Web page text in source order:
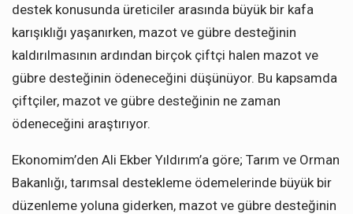
destek konusunda üreticiler arasında büyük bir kafa
karışıklığı yaşanırken, mazot ve gübre desteğinin
kaldırılmasının ardından birçok çiftçi halen mazot ve
gübre desteğinin ödeneceğini düşünüyor. Bu kapsamda
çiftçiler, mazot ve gübre desteğinin ne zaman
ödeneceğini araştırıyor.
Ekonomim’den Ali Ekber Yıldırım’a göre; Tarım ve Orman
Bakanlığı, tarımsal destekleme ödemelerinde büyük bir
düzenleme yoluna giderken, mazot ve gübre desteğinin